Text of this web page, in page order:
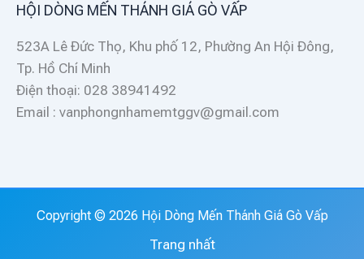
HỘI DÒNG MẾN THÁNH GIÁ GÒ VẤP
523A Lê Đức Thọ, Khu phố 12, Phường An Hội Đông,
Tp. Hồ Chí Minh
Điện thoại: 028 38941492
Email : vanphongnhamemtggv@gmail.com
Copyright © 2026 Hội Dòng Mến Thánh Giá Gò Vấp
Trang nhất